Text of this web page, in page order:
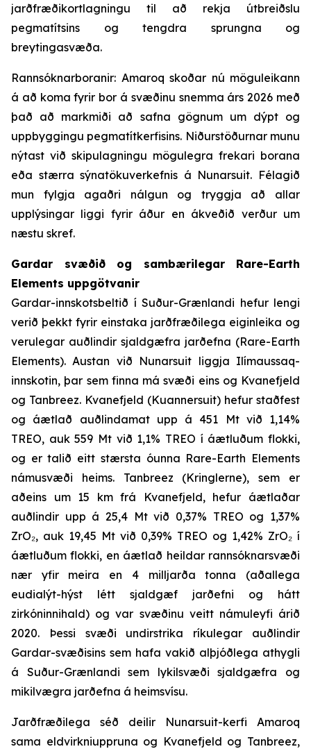
jarðfræðikortlagningu til að rekja útbreiðslu
pegmatítsins og tengdra sprungna og
breytingasvæða.
Rannsóknarboranir: Amaroq skoðar nú möguleikann
á að koma fyrir bor á svæðinu snemma árs 2026 með
það að markmiði að safna gögnum um dýpt og
uppbyggingu pegmatítkerfisins. Niðurstöðurnar munu
nýtast við skipulagningu mögulegra frekari borana
eða stærra sýnatökuverkefnis á Nunarsuit. Félagið
mun fylgja agaðri nálgun og tryggja að allar
upplýsingar liggi fyrir áður en ákveðið verður um
næstu skref.
Gardar svæðið og sambærilegar Rare-Earth
Elements uppgötvanir
Gardar-innskotsbeltið í Suður-Grænlandi hefur lengi
verið þekkt fyrir einstaka jarðfræðilega eiginleika og
verulegar auðlindir sjaldgæfra jarðefna (Rare-Earth
Elements). Austan við Nunarsuit liggja Ilímaussaq-
innskotin, þar sem finna má svæði eins og Kvanefjeld
og Tanbreez. Kvanefjeld (Kuannersuit) hefur staðfest
og áætlað auðlindamat upp á 451 Mt við 1,14%
TREO, auk 559 Mt við 1,1% TREO í áætluðum flokki,
og er talið eitt stærsta óunna Rare-Earth Elements
námusvæði heims. Tanbreez (Kringlerne), sem er
aðeins um 15 km frá Kvanefjeld, hefur áætlaðar
auðlindir upp á 25,4 Mt við 0,37% TREO og 1,37%
ZrO₂, auk 19,45 Mt við 0,39% TREO og 1,42% ZrO₂ í
áætluðum flokki, en áætlað heildar rannsóknarsvæði
nær yfir meira en 4 milljarða tonna (aðallega
eudialýt-hýst létt sjaldgæf jarðefni og hátt
zirkóninnihald) og var svæðinu veitt námuleyfi árið
2020. Þessi svæði undirstrika ríkulegar auðlindir
Gardar-svæðisins sem hafa vakið alþjóðlega athygli
á Suður-Grænlandi sem lykilsvæði sjaldgæfra og
mikilvægra jarðefna á heimsvísu.
Jarðfræðilega séð deilir Nunarsuit-kerfi Amaroq
sama eldvirkniuppruna og Kvanefjeld og Tanbreez,